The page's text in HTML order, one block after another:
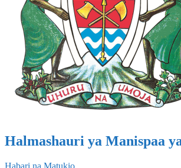
Halmashauri ya Manispaa
Habari na Matukio